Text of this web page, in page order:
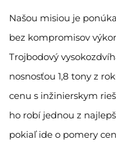
Našou misiou je
bez kompromisov
Trojbodový
nosnosťou 1,8 tony z
cenu s inžinierskym
ho robí jednou z
pokiaľ ide o pomery